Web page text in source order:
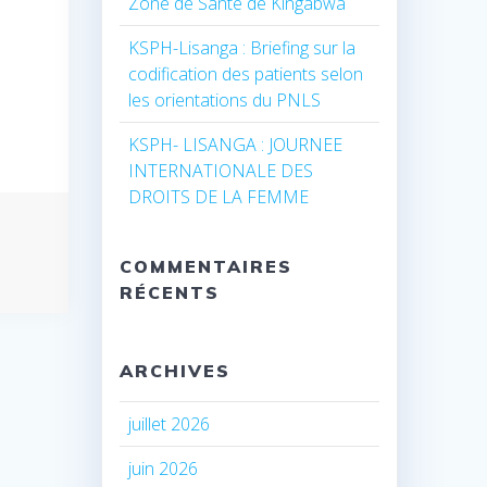
KSPH-Lisanga : Briefing sur la
codification des patients selon
les orientations du PNLS
KSPH- LISANGA : JOURNEE
INTERNATIONALE DES
DROITS DE LA FEMME
COMMENTAIRES
RÉCENTS
ARCHIVES
juillet 2026
juin 2026